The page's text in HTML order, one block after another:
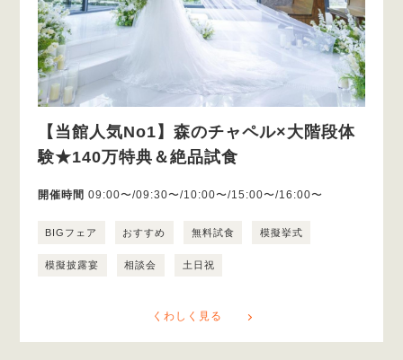
【当館人気No1】森のチャペル×大階段体
験★140万特典＆絶品試食
開催時間 09:00〜/09:30〜/10:00〜/15:00〜/16:00〜
BIGフェア おすすめ 無料試食 模擬挙式
模擬披露宴 相談会 土日祝
くわしく見る